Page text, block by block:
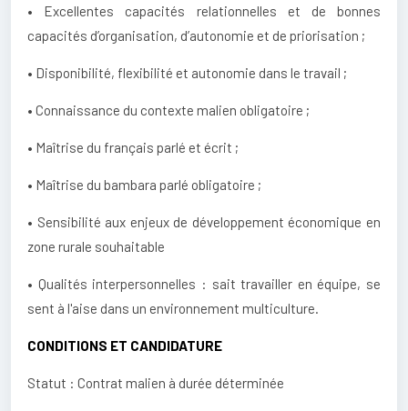
• Excellentes capacités relationnelles et de bonnes
capacités d’organisation, d’autonomie et de priorisation ;
• Disponibilité, flexibilité et autonomie dans le travail ;
• Connaissance du contexte malien obligatoire ;
• Maîtrise du français parlé et écrit ;
• Maîtrise du bambara parlé obligatoire ;
• Sensibilité aux enjeux de développement économique en
zone rurale souhaitable
• Qualités interpersonnelles : sait travailler en équipe, se
sent à l'aise dans un environnement multiculture.
CONDITIONS ET CANDIDATURE
Statut : Contrat malien à durée déterminée